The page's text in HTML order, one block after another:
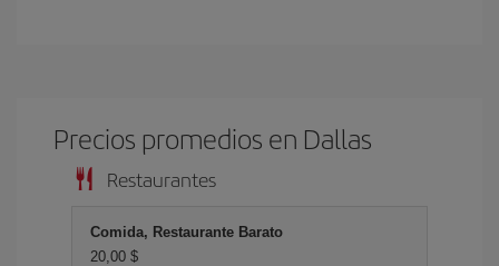
Precios promedios en Dallas
Restaurantes
Comida, Restaurante Barato
20,00 $